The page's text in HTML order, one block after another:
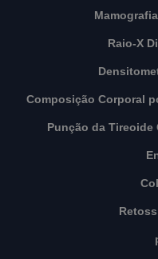
Raio-X
Composição Corporal
Punção da